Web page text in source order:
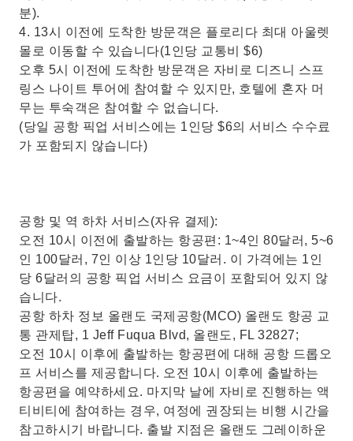
분).
4. 13시 이전에 도착한 방문객은 플로리다 최대 아울렛
몰로 이동할 수 있습니다(1인당 교통비 $6)
오후 5시 이전에 도착한 방문객은 자비로 디즈니 스프
링스 나이트 투어에 참여할 수 있지만, 호텔에 혼자 머
무는 투숙객은 참여할 수 없습니다.
(당일 공항 픽업 서비스에는 1인당 $6의 서비스 수수료
가 포함되지 않습니다)
공항 및 역 하차 서비스(자유 결제):
오전 10시 이전에 출발하는 항공편: 1~4인 80달러, 5~6
인 100달러, 7인 이상 1인당 10달러. 이 가격에는 1인
당 6달러의 공항 픽업 서비스 요금이 포함되어 있지 않
습니다.
공항 하차 정보 올랜도 국제공항(MCO) 올랜도 항공 교
통 관제탑, 1 Jeff Fuqua Blvd, 올랜도, FL 32827;
오전 10시 이후에 출발하는 항공편에 대해 공항 드롭오
프 서비스를 제공합니다. 오전 10시 이후에 출발하는
항공편을 예약하세요. 마지막 날에 자비로 진행하는 액
티비티에 참여하는 경우, 여정에 권장되는 비행 시간을
참고하시기 바랍니다. 출발 지점은 올랜도 그레이하운